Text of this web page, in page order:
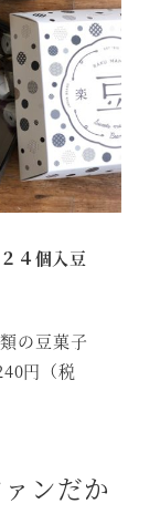
４個入豆
の豆菓子
円（税
ンだか